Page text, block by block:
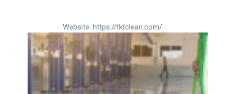
Website: https://tktclean.com/